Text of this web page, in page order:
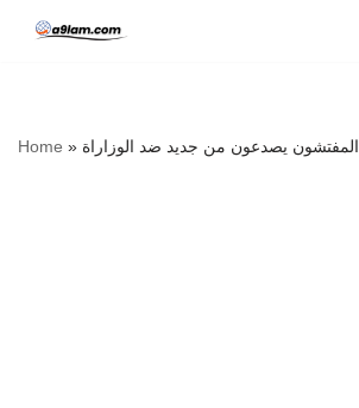
Home » المفتشون يصدعون من جديد ضد الوزاراة